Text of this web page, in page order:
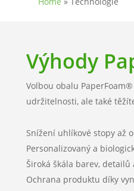
Výhody
Volbou obalu
udržitelnosti, ale také
Snížení uhlíkové stopy až
Personalizovaný a
Široká škála barev, detailů
Ochrana produktu díky